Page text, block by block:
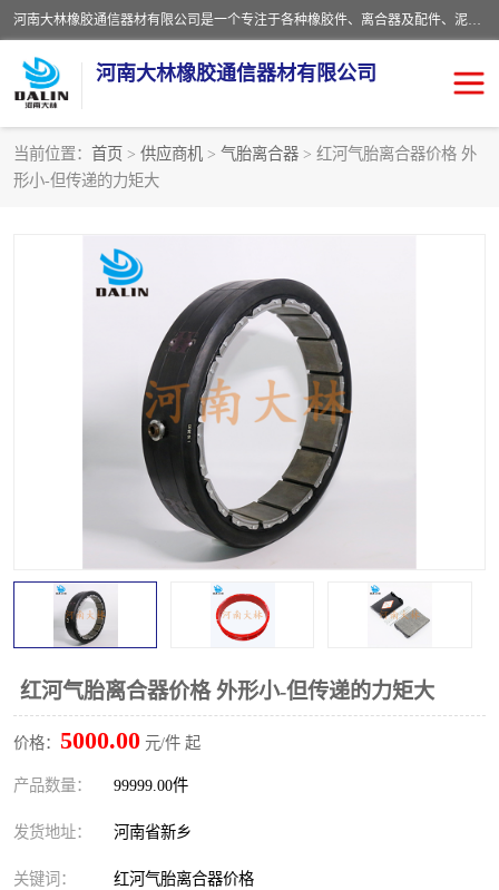
河南大林橡胶通信器材有限公司是一个专注于各种橡胶件、离合器及配件、泥浆泵及配件等产品设计制造和加工的企业。产品应用于矿山、冶金、石油、钢铁、化工、水泥、船舶、造纸、通用机械等各种大功率机械传动或制动装置。
河南大林橡胶通信器材有限公司
当前位置： 首页 > 供应商机 > 气胎离合器 > 红河气胎离合器价格 外
形小-但传递的力矩大
红河气胎离合器价格 外形小-但传递的力矩大
价格： 5000.00 元/件 起
产品数量： 99999.00件
发货地址： 河南省新乡
关键词： 红河气胎离合器价格
推盘离合器
VC离合器
PO隔膜离合器 气胎离合器
泥浆泵空气包胶囊 气动元件
DY隔膜式离合器 CB离合器
实芯轮胎
联轴器
橡胶件 液力端配件